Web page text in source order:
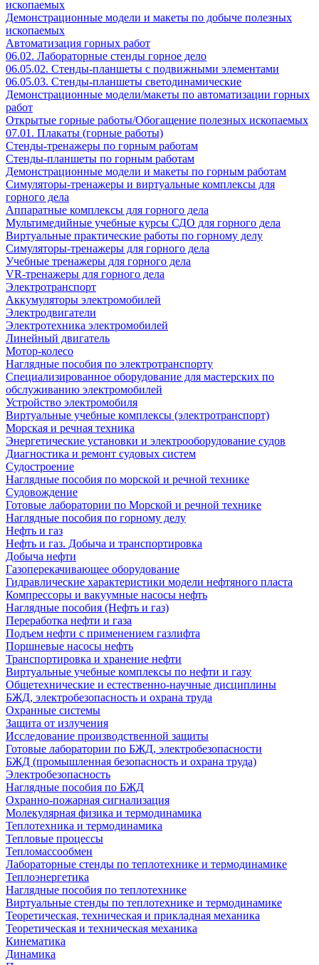
ископаемых
Демонстрационные модели и макеты по добыче полезных
ископаемых
Автоматизация горных работ
06.02. Лабораторные стенды горное дело
06.05.02. Стенды-планшеты с подвижными элементами
06.05.03. Стенды-планшеты светодинамические
Демонстрационные модели/макеты по автоматизации горных
работ
Открытые горные работы/Обогащение полезных ископаемых
07.01. Плакаты (горные работы)
Стенды-тренажеры по горным работам
Стенды-планшеты по горным работам
Демонстрационные модели и макеты по горным работам
Симуляторы-тренажеры и виртуальные комплексы для
горного дела
Аппаратные комплексы для горного дела
Мультимедийные учебные курсы СДО для горного дела
Виртуальные практические работы по горному делу
Симуляторы-тренажеры для горного дела
Учебные тренажеры для горного дела
VR-тренажеры для горного дела
Электротранспорт
Аккумуляторы электромобилей
Электродвигатели
Электротехника электромобилей
Линейный двигатель
Мотор-колесо
Наглядные пособия по электротранспорту
Специализированное оборудование для мастерских по
обслуживанию электромобилей
Устройство электромобиля
Виртуальные учебные комплексы (электротранспорт)
Морская и речная техника
Энергетические установки и электрооборудование судов
Диагностика и ремонт судовых систем
Судостроение
Наглядные пособия по морской и речной технике
Судовождение
Готовые лаборатории по Морской и речной технике
Наглядные пособия по горному делу
Нефть и газ
Нефть и газ. Добыча и транспортировка
Добыча нефти
Газоперекачивающее оборудование
Гидравлические характеристики модели нефтяного пласта
Компрессоры и вакуумные насосы нефть
Наглядные пособия (Нефть и газ)
Переработка нефти и газа
Подъем нефти с применением газлифта
Поршневые насосы нефть
Транспортировка и хранение нефти
Виртуальные учебные комплексы по нефти и газу
Общетехнические и естественно-научные дисциплины
БЖД, электробезопасность и охрана труда
Охранные системы
Защита от излучения
Исследование производственной защиты
Готовые лаборатории по БЖД, электробезопасности
БЖД (промышленная безопасность и охрана труда)
Электробезопасность
Наглядные пособия по БЖД
Охранно-пожарная сигнализация
Молекулярная физика и термодинамика
Теплотехника и термодинамика
Тепловые процессы
Тепломассообмен
Лабораторные стенды по теплотехнике и термодинамике
Теплоэнергетика
Наглядные пособия по теплотехнике
Виртуальные стенды по теплотехнике и термодинамике
Теоретическая, техническая и прикладная механика
Теоретическая и техническая механика
Кинематика
Динамика